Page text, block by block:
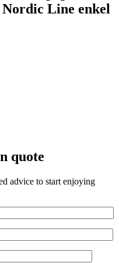
Line enkel
quote
advice to start enjoying